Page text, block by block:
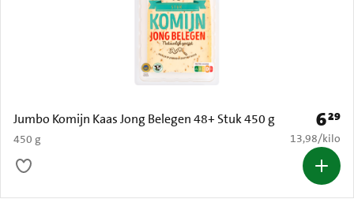
Jumbo Komijn Kaas Jong Belegen 48+ Stuk 450 g
450 g
Prijs:
629
€ 13,98 per
13,98/kilo